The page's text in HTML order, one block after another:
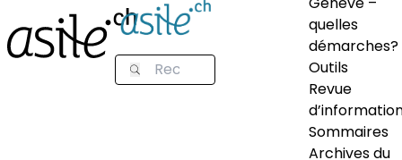
quelles
démarches?
Outils
Revue
Sommaires
Archives du